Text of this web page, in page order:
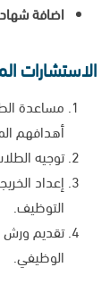
اضافة
الاستشارات
مساعدة
أهدافهم
توجيه
إعداد
التوظيف.
تقديم ورش
الوظيفي.